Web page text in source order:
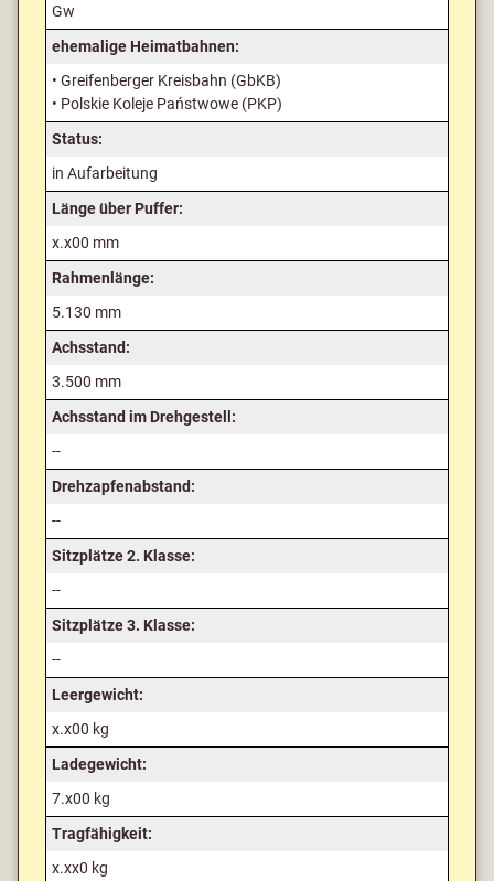
Gw
ehemalige Heimatbahnen:
• Greifenberger Kreisbahn (GbKB)
• Polskie Koleje Państwowe (PKP)
Status:
in Aufarbeitung
Länge über Puffer:
x.x00 mm
Rahmenlänge:
5.130 mm
Achsstand:
3.500 mm
Achsstand im Drehgestell:
--
Drehzapfenabstand:
--
Sitzplätze 2. Klasse:
--
Sitzplätze 3. Klasse:
--
Leergewicht:
x.x00 kg
Ladegewicht:
7.x00 kg
Tragfähigkeit:
x.xx0 kg